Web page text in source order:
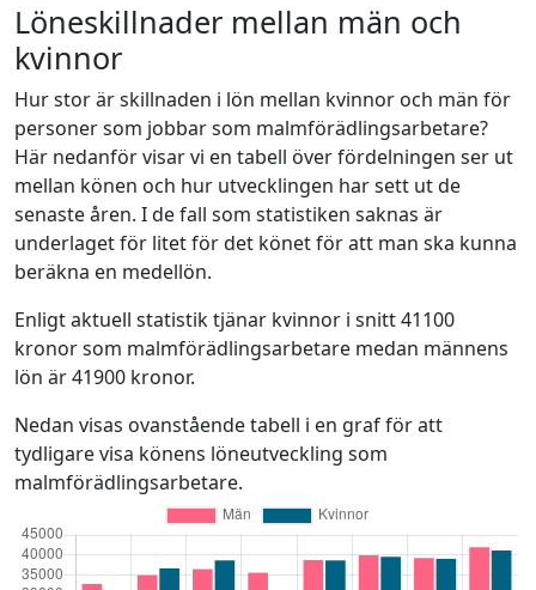
Löneskillnader mellan män och
kvinnor
Hur stor är skillnaden i lön mellan kvinnor och män för
personer som jobbar som malmförädlingsarbetare?
Här nedanför visar vi en tabell över fördelningen ser ut
mellan könen och hur utvecklingen har sett ut de
senaste åren. I de fall som statistiken saknas är
underlaget för litet för det könet för att man ska kunna
beräkna en medellön.
Enligt aktuell statistik tjänar kvinnor i snitt 41100
kronor som malmförädlingsarbetare medan männens
lön är 41900 kronor.
Nedan visas ovanstående tabell i en graf för att
tydligare visa könens löneutveckling som
malmförädlingsarbetare.